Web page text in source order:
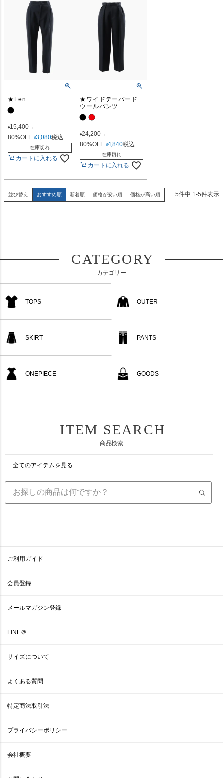
★Fen
¥15,400→
80%OFF ¥3,080税込
在庫切れ
カートに入れる
★ワイドテーパード
ウールパンツ
¥24,200→
80%OFF ¥4,840税込
在庫切れ
カートに入れる
並び替え おすすめ順 新着順 価格が安い順 価格が高い順 5件中 1-5件表示
CATEGORY
カテゴリー
TOPS OUTER
SKIRT PANTS
ONEPIECE GOODS
ITEM SEARCH
商品検索
全てのアイテムを見る
ご利用ガイド
会員登録
メールマガジン登録
LINE＠
サイズについて
よくある質問
特定商法取引法
プライバシーポリシー
会社概要